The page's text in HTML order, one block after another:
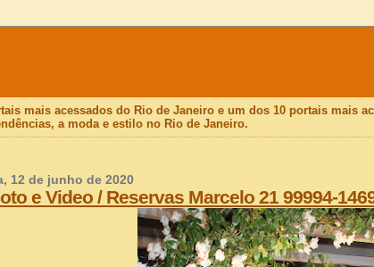
mais acessados do Rio de Janeiro e um dos 10 portais mais
a moda e estilo no Rio de Janeiro.
12 de junho de 2020
e Video / Reservas Marcelo 21 99994-